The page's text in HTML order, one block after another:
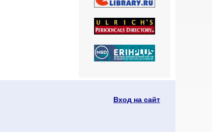
Вход на сайт